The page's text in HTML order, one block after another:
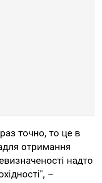
точно, то це в
отримання
надто
–